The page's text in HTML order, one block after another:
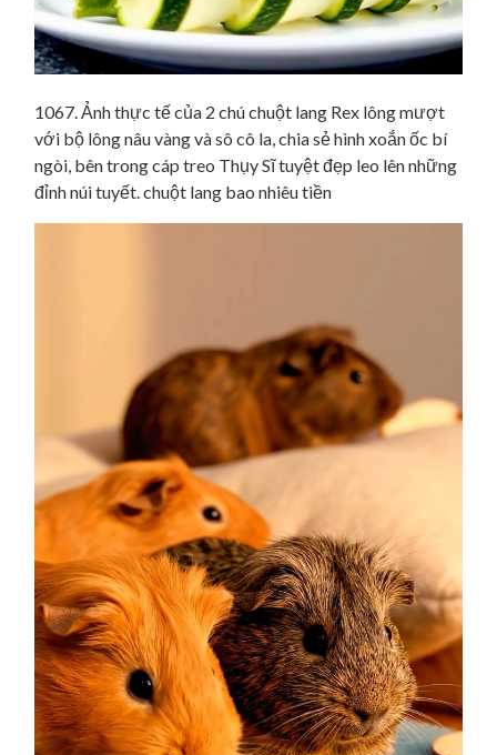
1067. Ảnh thực tế của 2 chú chuột lang Rex lông mượt
với bộ lông nâu vàng và sô cô la, chia sẻ hình xoắn ốc bí
ngòi, bên trong cáp treo Thụy Sĩ tuyệt đẹp leo lên những
đỉnh núi tuyết. chuột lang bao nhiêu tiền